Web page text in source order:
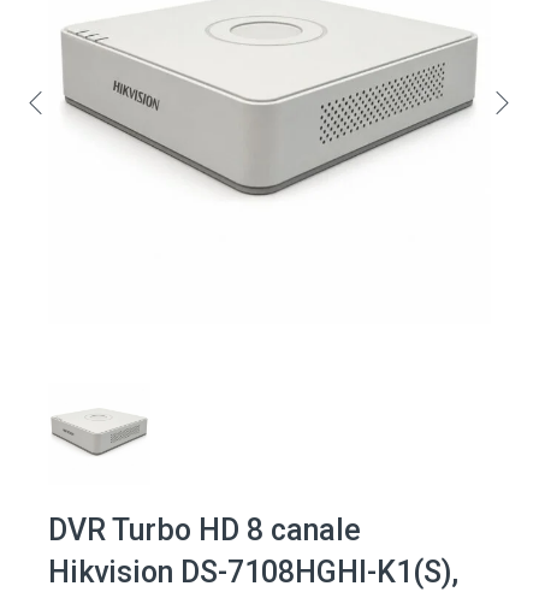
DVR Turbo HD 8 canale
Hikvision DS-7108HGHI-K1(S),